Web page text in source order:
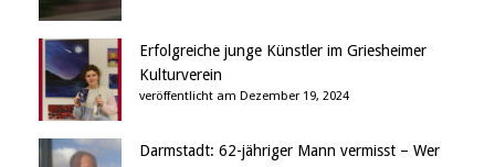
Erfolgreiche junge Künstler im Griesheimer
Kulturverein
veröffentlicht am Dezember 19, 2024
Darmstadt: 62-jähriger Mann vermisst – Wer